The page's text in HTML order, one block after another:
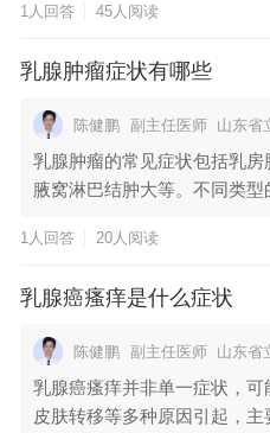
1人回答 45人阅读
乳腺肿瘤症状有哪些
陈健鹏 副主任医师 山东省
乳腺肿瘤的常见症状包括乳房
腋窝淋巴结肿大等。不同类型
1人回答 20人阅读
乳腺癌瘙痒是什么症状
陈健鹏 副主任医师 山东省
乳腺癌瘙痒并非单一症状，
皮肤转移等多种原因引起，主